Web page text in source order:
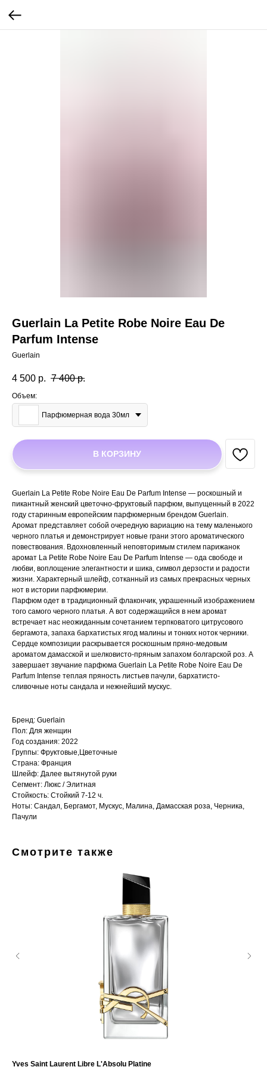
Guerlain La Petite Robe Noire Eau De
Parfum Intense
Guerlain
4 500 р. 7 400 р.
Объем:
Парфюмерная вода 30мл
В КОРЗИНУ
Guerlain La Petite Robe Noire Eau De Parfum Intense — роскошный и
пикантный женский цветочно-фруктовый парфюм, выпущенный в 2022
году старинным европейским парфюмерным брендом Guerlain.
Аромат представляет собой очередную вариацию на тему маленького
черного платья и демонстрирует новые грани этого ароматического
повествования. Вдохновленный неповторимым стилем парижанок
аромат La Petite Robe Noire Eau De Parfum Intense — ода свободе и
любви, воплощение элегантности и шика, символ дерзости и радости
жизни. Характерный шлейф, сотканный из самых прекрасных черных
нот в истории парфюмерии.
Парфюм одет в традиционный флакончик, украшенный изображением
того самого черного платья. А вот содержащийся в нем аромат
встречает нас неожиданным сочетанием терпковатого цитрусового
бергамота, запаха бархатистых ягод малины и тонких ноток черники.
Сердце композиции раскрывается роскошным пряно-медовым
ароматом дамасской и шелковисто-пряным запахом болгарской роз. А
завершает звучание парфюма Guerlain La Petite Robe Noire Eau De
Parfum Intense теплая пряность листьев пачули, бархатисто-
сливочные ноты сандала и нежнейший мускус.
Бренд: Guerlain
Пол: Для женщин
Год создания: 2022
Группы: Фруктовые,Цветочные
Страна: Франция
Шлейф: Далее вытянутой руки
Сегмент: Люкс / Элитная
Стойкость: Стойкий 7-12 ч.
Ноты: Сандал, Бергамот, Мускус, Малина, Дамасская роза, Черника,
Пачули
Смотрите также
Yves Saint Laurent Libre L'Absolu Platine